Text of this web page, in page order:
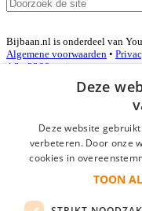
Bijbaan.nl is onderdeel van
Algemene voorwaarden •
4.3 - 3366 reviews
Inloggen als bedrijf
*
Deze
Deze website
verbeteren. Door onze
cookies in
TOON